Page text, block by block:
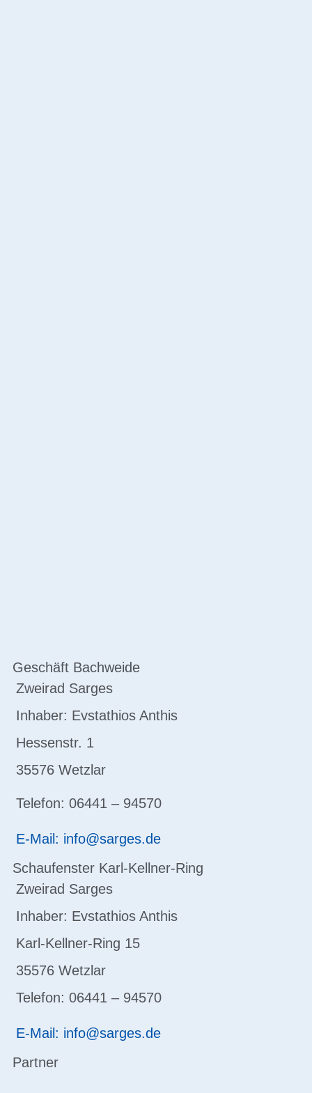
Geschäft Bachweide
Zweirad Sarges
Inhaber: Evstathios Anthis
Hessenstr. 1
35576 Wetzlar
Telefon: 06441 – 94570
E-Mail: info@sarges.de
Schaufenster Karl-Kellner-Ring
Zweirad Sarges
Inhaber: Evstathios Anthis
Karl-Kellner-Ring 15
35576 Wetzlar
Telefon: 06441 – 94570
E-Mail: info@sarges.de
Partner